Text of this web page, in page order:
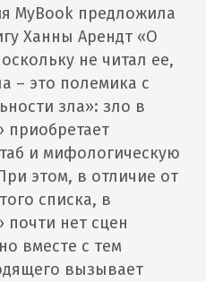
MyBook предложила
Ханны Арендт «О
не читал ее,
– это полемика с
зла»: зло в
приобретает
и мифологическую
этом, в отличие от
списка, в
почти нет сцен
вместе с тем
вызывает